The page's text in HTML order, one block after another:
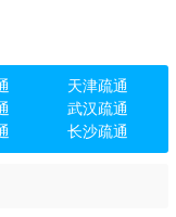
天津疏通
武汉疏通
长沙疏通